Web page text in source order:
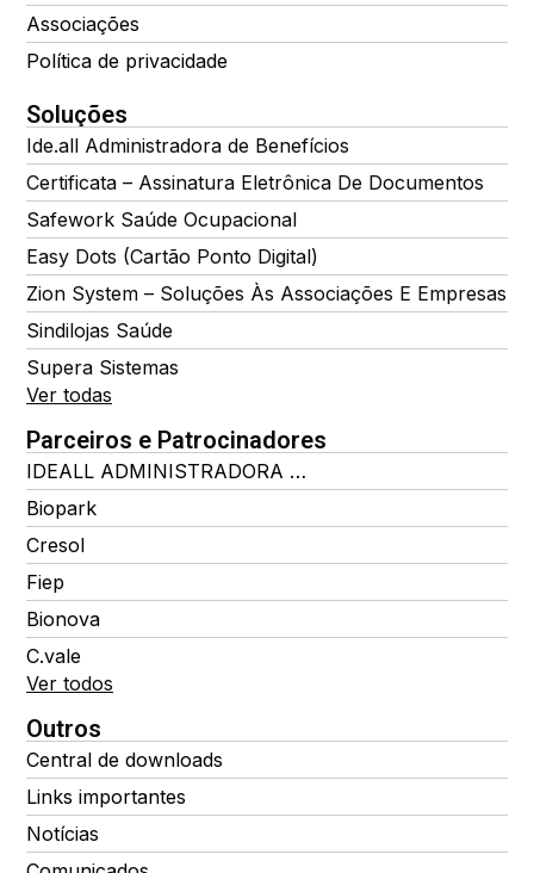
Associações
Política de privacidade
Soluções
Ide.all Administradora de Benefícios
Certificata – Assinatura Eletrônica De Documentos
Safework Saúde Ocupacional
Easy Dots (Cartão Ponto Digital)
Zion System – Soluções Às Associações E Empresas
Sindilojas Saúde
Supera Sistemas
Ver todas
Parceiros e Patrocinadores
IDEALL ADMINISTRADORA DE BENEFÍCIOS
Biopark
Cresol
Fiep
Bionova
C.vale
Ver todos
Outros
Central de downloads
Links importantes
Notícias